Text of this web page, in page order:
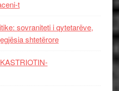
t
sovraniteti i qytetarëve,
shtetërore